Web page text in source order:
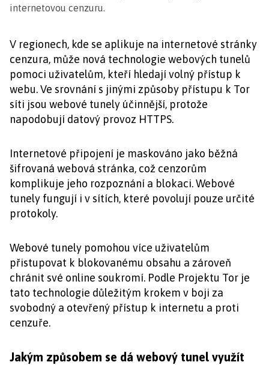
internetovou cenzuru.
V regionech, kde se aplikuje na internetové stránky
cenzura, může nová technologie webových tunelů
pomoci uživatelům, kteří hledají volný přístup k
webu. Ve srovnání s jinými způsoby přístupu k Tor
síti jsou webové tunely účinnější, protože
napodobují datový provoz HTTPS.
Internetové připojení je maskováno jako běžná
šifrovaná webová stránka, což cenzorům
komplikuje jeho rozpoznání a blokaci. Webové
tunely fungují i v sítích, které povolují pouze určité
protokoly.
Webové tunely pomohou více uživatelům
přistupovat k blokovanému obsahu a zároveň
chránit své online soukromí. Podle Projektu Tor je
tato technologie důležitým krokem v boji za
svobodný a otevřený přístup k internetu a proti
cenzuře.
Jakým způsobem se dá webový tunel využít